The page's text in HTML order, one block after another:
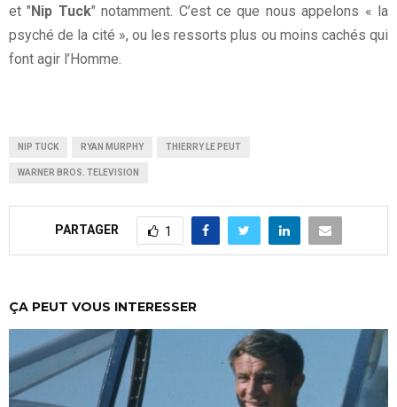
et "Nip Tuck" notamment. C’est ce que nous appelons « la
psyché de la cité », ou les ressorts plus ou moins cachés qui
font agir l’Homme.
NIP TUCK RYAN MURPHY THIERRY LE PEUT
WARNER BROS. TELEVISION
PARTAGER 1
ÇA PEUT VOUS INTERESSER